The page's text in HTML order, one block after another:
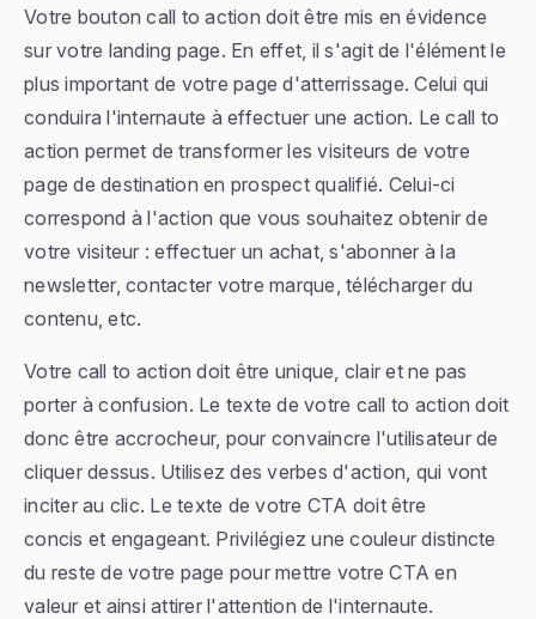
Votre bouton call to action doit être mis en évidence
sur votre landing page. En effet, il s'agit de l'élément le
plus important de votre page d'atterrissage. Celui qui
conduira l'internaute à effectuer une action. Le call to
action permet de transformer les visiteurs de votre
page de destination en prospect qualifié. Celui-ci
correspond à l'action que vous souhaitez obtenir de
votre visiteur : effectuer un achat, s'abonner à la
newsletter, contacter votre marque, télécharger du
contenu, etc.
Votre call to action doit être unique, clair et ne pas
porter à confusion. Le texte de votre call to action doit
donc être accrocheur, pour convaincre l'utilisateur de
cliquer dessus. Utilisez des verbes d'action, qui vont
inciter au clic. Le texte de votre CTA doit être
concis et engageant. Privilégiez une couleur distincte
du reste de votre page pour mettre votre CTA en
valeur et ainsi attirer l'attention de l'internaute.